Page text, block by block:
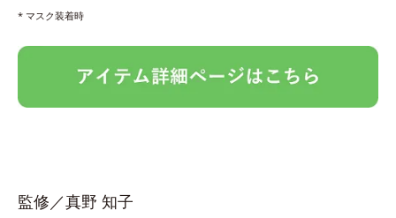
* マスク装着時
監修／真野 知子